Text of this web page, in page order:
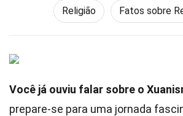
Religião Fatos sobre
Você já ouviu falar sobre o
prepare-se para uma jornada